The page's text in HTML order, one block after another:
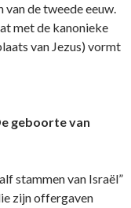
de tweede eeuw.
met de kanonieke
van Jezus) vormt
geboorte van
stammen van Israël”
zijn offergaven